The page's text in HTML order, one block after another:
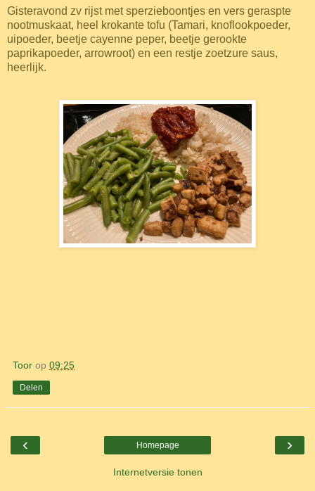
Gisteravond zv rijst met sperzieboontjes en vers geraspte
nootmuskaat, heel krokante tofu (Tamari, knoflookpoeder,
uipoeder, beetje cayenne peper, beetje gerookte
paprikapoeder, arrowroot) en een restje zoetzure saus,
heerlijk.
Toor op 09:25
Delen
‹ ›
Homepage
Internetversie tonen